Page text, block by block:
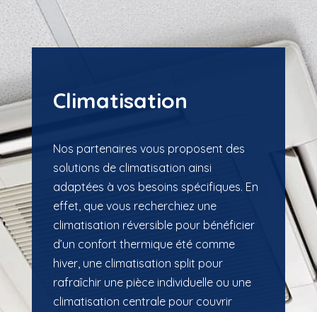
Climatisation
Nos partenaires vous proposent des
solutions de climatisation ainsi
adaptées à vos besoins spécifiques. En
effet, que vous recherchiez une
climatisation réversible pour bénéficier
d’un confort thermique été comme
hiver, une climatisation split pour
rafraîchir une pièce individuelle ou une
climatisation centrale pour couvrir